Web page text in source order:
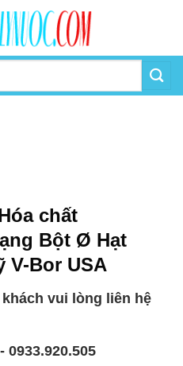
chất
Bột Ø Hạt
V-Bor USA
vui lòng liên hệ
0933.920.505